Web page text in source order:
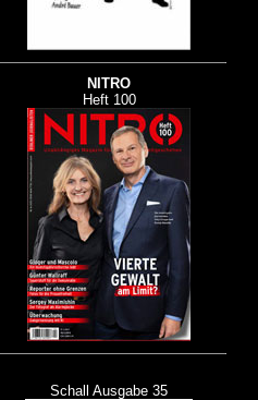
NITRO
Heft 100
Schall Ausgabe 35